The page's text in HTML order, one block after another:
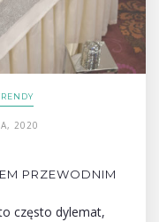
2020
PRZEWODNIM
często dylemat,